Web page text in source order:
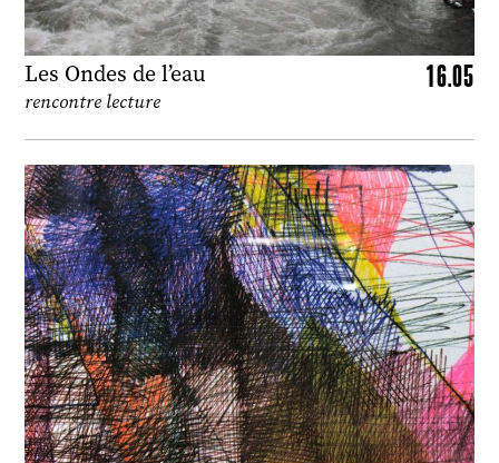
Les Ondes de l’eau 16.05
rencontre lecture